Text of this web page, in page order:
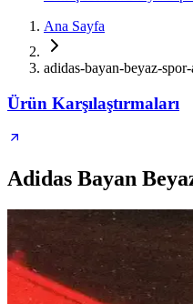
Ana Sayfa
adidas-bayan-beyaz-
Ürün Karşılaştırmaları
Adidas Bayan